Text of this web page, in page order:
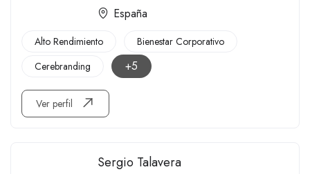
España
Alto Rendimiento
Bienestar Corporativo
Cerebranding
+5
Ver perfil
Sergio Talavera